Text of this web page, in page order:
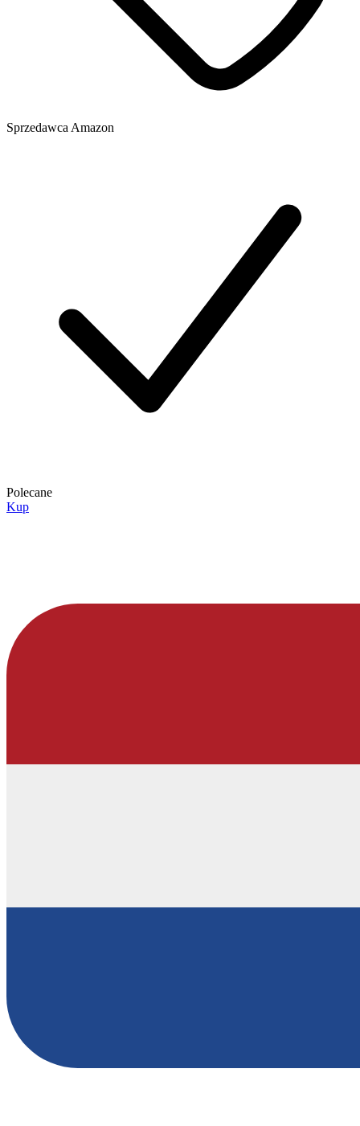
Sprzedawca Amazon
Polecane
Kup